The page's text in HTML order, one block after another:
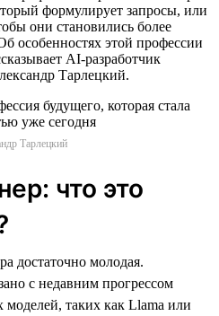
формулирует запросы, или
они становились более
особенностях этой профессии
AI-разработчик
Тарлецкий.
Тарлецкий
что это
достаточно молодая.
с недавним прогрессом
таких как Llama или